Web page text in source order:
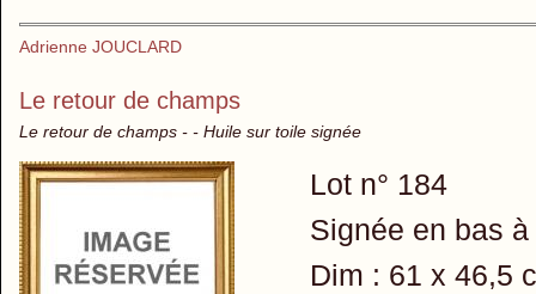
Adrienne JOUCLARD
Le retour de champs
Le retour de champs - - Huile sur toile signée
Lot n° 184
Signée en bas à
Dim : 61 x 46,5